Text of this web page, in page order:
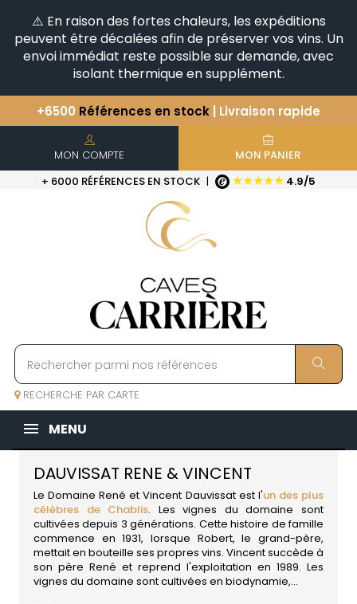
⚠️ En raison des fortes chaleurs, les expéditions
peuvent être décalées afin de préserver vos vins. Un
envoi immédiat reste possible sur demande, avec
isolant thermique en supplément.
+6500 Références en stock | Livraison rapide
Vous avez une question ?
Découvrez notre sélection
d'Horizontales & Verticales
MON COMPTE
MON PANIER
+ 6000 RÉFÉRENCES EN STOCK | ★★★★★ 4.9/5
RECHERCHE PAR CARTE
MENU
DAUVISSAT RENE & VINCENT
Le Domaine René et Vincent Dauvissat est l'un des plus
célèbres de Chablis. Les vignes du domaine sont
cultivées depuis 3 générations. Cette histoire de famille
commence en 1931, lorsque Robert, le grand-père,
mettait en bouteille ses propres vins. Vincent succède à
son père René et reprend l'exploitation en 1989. Les
vignes du domaine sont cultivées en biodynamie,...